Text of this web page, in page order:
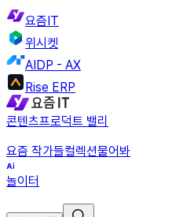
요즘IT
위시켓
AIDP - AX
Rise ERP
콘텐츠프로덕트 밸리
요즘 작가들컬렉션물어봐
놀이터